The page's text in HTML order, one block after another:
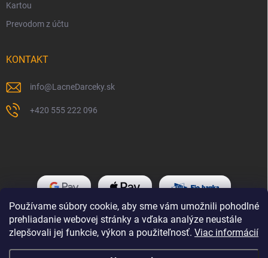
Používame súbory cookie, aby sme vám umožnili pohodlné
prehliadanie webovej stránky a vďaka analýze neustále
zlepšovali jej funkcie, výkon a použiteľnosť. Viac informácií
Kartou
Prevodom z účtu
KONTAKT
info@LacneDarceky.sk
+420 555 222 096